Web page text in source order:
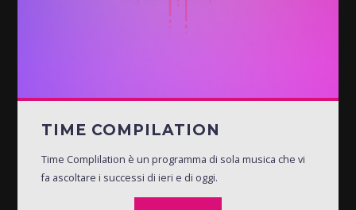
TIME COMPILATION
Time Complilation è un programma di sola musica che vi
fa ascoltare i successi di ieri e di oggi.